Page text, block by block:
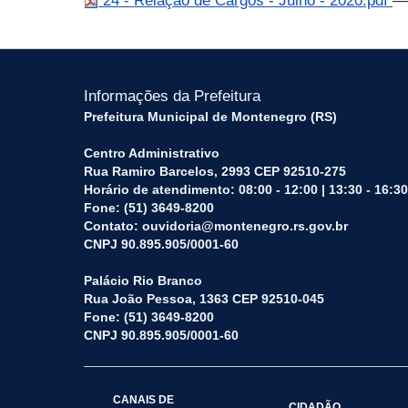
Informações da Prefeitura
Prefeitura Municipal de Montenegro (RS)
Centro Administrativo
Rua Ramiro Barcelos, 2993 CEP 92510-275
Horário de atendimento: 08:00 - 12:00 | 13:30 - 16:30
Fone: (51) 3649-8200
Contato: ouvidoria@montenegro.rs.gov.br
CNPJ 90.895.905/0001-60
Palácio Rio Branco
Rua João Pessoa, 1363 CEP 92510-045
Fone: (51) 3649-8200
CNPJ 90.895.905/0001-60
CANAIS DE